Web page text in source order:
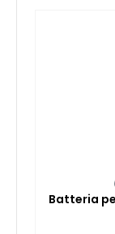
Batteria